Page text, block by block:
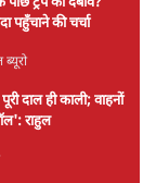
सत्ता में
राज्यों
पर कायम
है वह कहीं से भी
असभ्य बनाने